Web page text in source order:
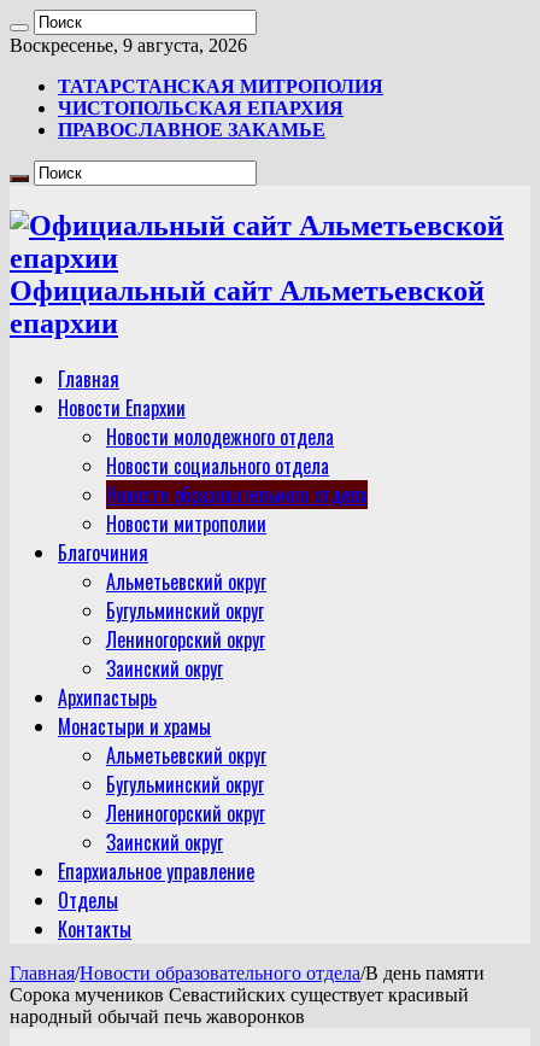
Воскресенье, 9 августа, 2026
ТАТАРСТАНСКАЯ МИТРОПОЛИЯ
ЧИСТОПОЛЬСКАЯ ЕПАРХИЯ
ПРАВОСЛАВНОЕ ЗАКАМЬЕ
Официальный сайт Альметьевской
епархии
Главная
Новости Епархии
Новости молодежного отдела
Новости социального отдела
Новости образовательного отдела
Новости митрополии
Благочиния
Альметьевский округ
Бугульминский округ
Лениногорский округ
Заинский округ
Архипастырь
Монастыри и храмы
Альметьевский округ
Бугульминский округ
Лениногорский округ
Заинский округ
Епархиальное управление
Отделы
Контакты
Главная/Новости образовательного отдела/В день памяти
Сорока мучеников Севастийских существует красивый
народный обычай печь жаворонков